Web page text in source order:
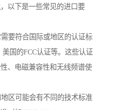
以下是一些常见的进口要
要符合国际或地区的认证标
国的FCC认证等。这些认证
、电磁兼容性和无线频谱使
区可能会有不同的技术标准